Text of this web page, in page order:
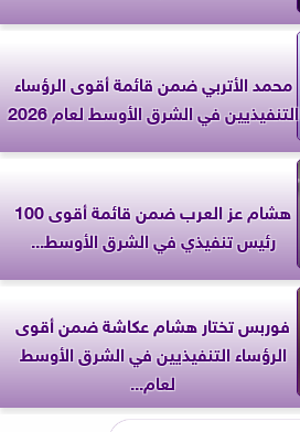
محمد الأتربي ضمن قائمة أقوى الرؤساء
التنفيذيين في الشرق الأوسط لعام 2026
هشام عز العرب ضمن قائمة أقوى 100
رئيس تنفيذي في الشرق الأوسط...
فوربس تختار هشام عكاشة ضمن أقوى
الرؤساء التنفيذيين في الشرق الأوسط
لعام...